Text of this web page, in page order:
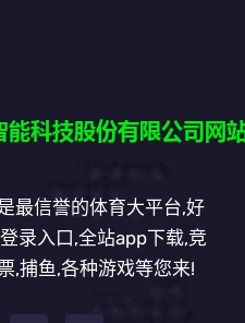
最信誉的体育大平台,好
录入口,全站app下载,竞
,捕鱼,各种游戏等您来!